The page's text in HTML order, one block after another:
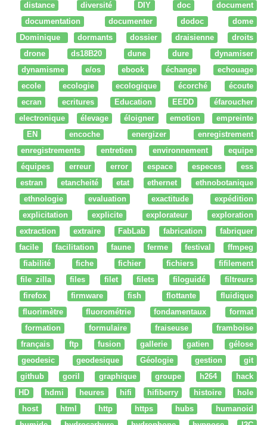
distance
diversité DIY doc
document
documentation
documenter dodoc
dome
Dominique
dormants dossier draisienne
droits
drone
ds18B20 dune dure
dynamiser
dynamisme
e/os ebook échange
echouage
ecole
ecologie ecologique écorché
écoute
ecran
ecritures Education EEDD
éfaroucher
electronique
élevage éloigner emotion
empreinte
EN
encoche energizer
enregistrement
enregistrements
entretien environnement
equipe
équipes
erreur error espace especes
ess
estran
etancheité etat ethernet
ethnobotanique
ethnologie
evaluation exactitude
expédition
explicitation
explicite explorateur
exploration
extraction
extraire FabLab fabrication
fabriquer
facile
facilitation faune ferme festival
ffmpeg
fiabilité
fiche fichier fichiers
fifilement
file zilla
files filet filets filoguidé
filtreurs
firefox
firmware fish flottante
fluidique
fluorimètre
fluorométrie fondamentaux
format
formation
formulaire fraiseuse
framboise
français
ftp fusion gallerie gatien
gélose
geodesic
geodesique Géologie gestion
git
github
goril graphique groupe h264
hack
HD
hdmi heures hifi hifiberry histoire
hole
host
html http https hubs
humanoid